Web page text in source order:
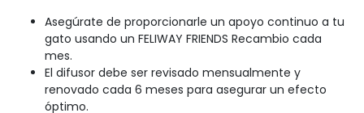
Asegúrate de proporcionarle un apoyo continuo a tu
gato usando un FELIWAY FRIENDS Recambio cada
mes.
El difusor debe ser revisado mensualmente y
renovado cada 6 meses para asegurar un efecto
óptimo.